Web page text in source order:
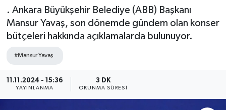
. Ankara Büyükşehir Belediye (ABB) Başkanı
Mansur Yavaş, son dönemde gündem olan konser
bütçeleri hakkında açıklamalarda bulunuyor.
#Mansur Yavaş
11.11.2024 - 15:36
YAYINLANMA
3 DK
OKUNMA SÜRESI